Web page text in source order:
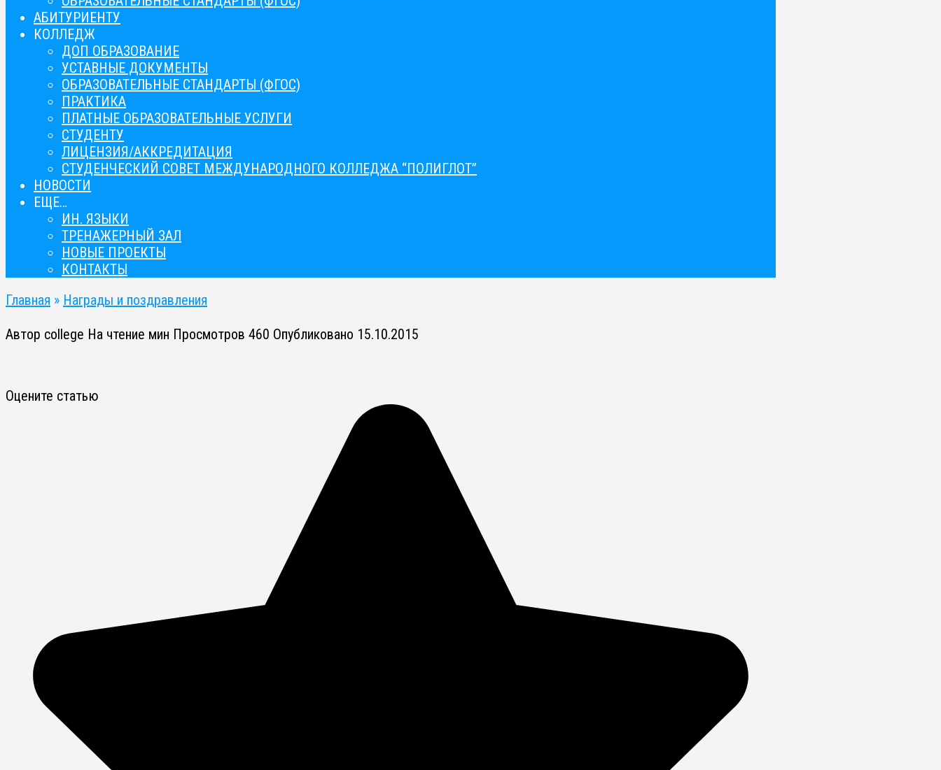
АБИТУРИЕНТУ
КОЛЛЕДЖ
ДОП ОБРАЗОВАНИЕ
УСТАВНЫЕ ДОКУМЕНТЫ
ОБРАЗОВАТЕЛЬНЫЕ СТАНДАРТЫ (ФГОС)
ПРАКТИКА
ПЛАТНЫЕ ОБРАЗОВАТЕЛЬНЫЕ УСЛУГИ
СТУДЕНТУ
ЛИЦЕНЗИЯ/АККРЕДИТАЦИЯ
СТУДЕНЧЕСКИЙ СОВЕТ МЕЖДУНАРОДНОГО КОЛЛЕДЖА “ПОЛИГЛОТ”
НОВОСТИ
ЕЩЕ…
ИН. ЯЗЫКИ
ТРЕНАЖЕРНЫЙ ЗАЛ
НОВЫЕ ПРОЕКТЫ
КОНТАКТЫ
Главная » Награды и поздравления
Автор college На чтение мин Просмотров 460 Опубликовано 15.10.2015
Оцените статью